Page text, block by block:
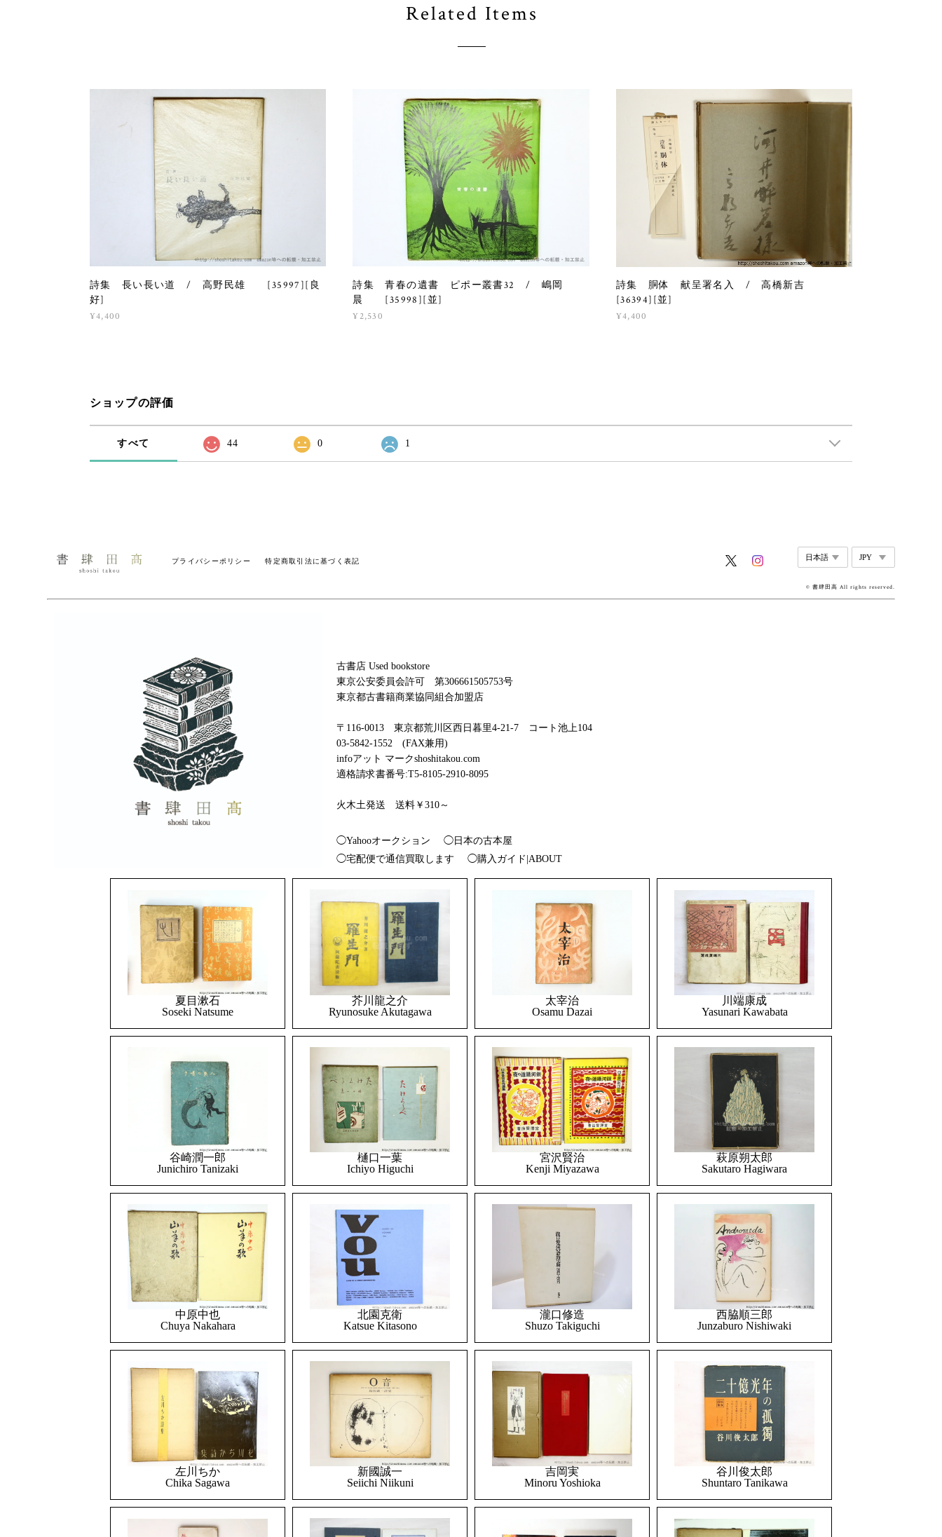
Related Items
詩集 長い長い道 / 高野民雄 [35997][良
好]
¥4,400
詩集 青春の遺書 ピポー叢書32 / 嶋岡
晨 [35998][並]
¥2,530
詩集 胴体 献呈署名入 / 高橋新吉
[36394][並]
¥4,400
ショップの評価
すべて 44 0 1
プライバシーポリシー 特定商取引法に基づく表記
© 書肆田高 All rights reserved.
古書店 Used bookstore
東京公安委員会許可 第306661505753号
東京都古書籍商業協同組合加盟店
〒116-0013 東京都荒川区西日暮里4-21-7 コート池上104
03-5842-1552 (FAX兼用)
infoアット マークshoshitakou.com
適格請求書番号:T5-8105-2910-8095
火木土発送 送料￥310～
◯Yahooオークション
◯日本の古本屋
◯宅配便で通信買取します
◯購入ガイド|ABOUT
夏目漱石
Soseki Natsume
芥川龍之介
Ryunosuke Akutagawa
太宰治
Osamu Dazai
川端康成
Yasunari Kawabata
谷崎潤一郎
Junichiro Tanizaki
樋口一葉
Ichiyo Higuchi
宮沢賢治
Kenji Miyazawa
萩原朔太郎
Sakutaro Hagiwara
中原中也
Chuya Nakahara
北園克衛
Katsue Kitasono
瀧口修造
Shuzo Takiguchi
西脇順三郎
Junzaburo Nishiwaki
左川ちか
Chika Sagawa
新國誠一
Seiichi Niikuni
吉岡実
Minoru Yoshioka
谷川俊太郎
Shuntaro Tanikawa